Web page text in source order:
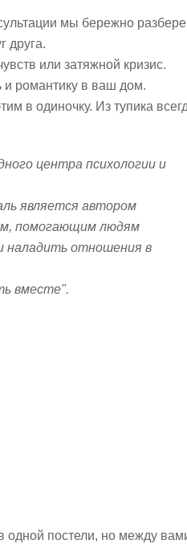
мы бережно
друга.
или затяжной кризис.
и романтику в ваш дом.
в одиночку. Из тупика
центра психологии и
является автором
помогающим людям
наладить отношения в
вместе".
одной постели, но между